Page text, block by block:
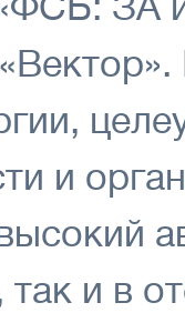
и
и в